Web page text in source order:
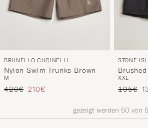
BRUNELLO CUCINELLI
Nylon Swim Trunks Brown
M
Regulärer Preis
420€ Reduzierter Preis
210€
STONE
Black
XXL
195€
gezeigt werden 50 von